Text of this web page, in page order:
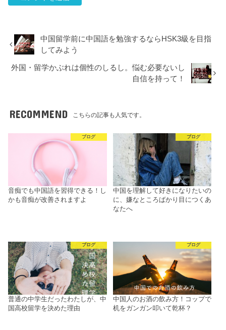
中国留学前に中国語を勉強するならHSK3級を目指
してみよう
外国・留学かぶれは個性のしるし。悩む必要ないし
自信を持って！
RECOMMEND こちらの記事も人気です。
ブログ
音痴でも中国語を習得できる！し
かも音痴が改善されますよ
ブログ
中国を理解して好きになりたいの
に、嫌なところばかり目につくあ
なたへ
ブログ
普通の中学生だったわたしが、中
国高校留学を決めた理由
ブログ
中国人のお酒の飲み方！コップで
机をガンガン叩いて乾杯？